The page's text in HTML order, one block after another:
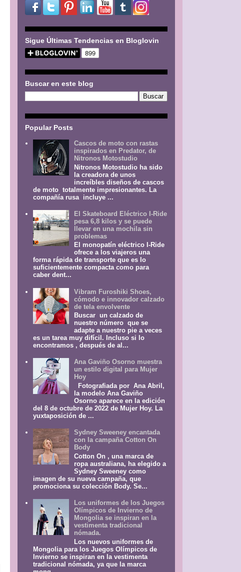
Sigue Últimas Tendencias en Bloglovin
Buscar en este blog
Popular Posts
Cascos de moto con rastas
inspirados en Predator, de
Nitronos Motostudio
Nitronos Motostudio ha sido
la creadora de unos
increíbles diseños de cascos
de moto totalmente impresionantes. La
compañía rusa incluye ...
El Skateboard Eléctrico I-Ride
pesa 6,8 kilos y se puede
llevar en una mochila sin
problemas
El monopatín eléctrico I-Ride
ofrece a los viajeros una
forma rápida de transporte que es lo
suficientemente compacta como para
caber dent...
Vibram Furoshiki Shoes,
cómodo e innovador calzado
de tela envolvente
Buscar un calzado de
nuestro número que se
adapte a nuestro pie a veces
es un tarea muy difícil. Incluso si lo
encontramos , después de al...
Ana Gaviño Osorno muestra
un estilo digital para Mujer
Hoy
Fotografiada por Ana Abril,
la modelo Ana Gaviño
Osorno aparece en la edición
del 8 de octubre de 2022 de Mujer Hoy. La
yuxtaposición de ...
Sydney Sweeney encantada
con la campaña Cotton On
Body
Cotton On , una marca de
ropa australiana, ha elegido a
Sydney Sweeney como
imagen de su nueva campaña, que
promociona su colección Body. Se...
Los uniformes de los Juegos
Olímpicos de Invierno de
Mongolia se inspiran en la
vestimenta tradicional
nómada.
Los nuevos uniformes de
Mongolia para los Juegos Olímpicos de
Invierno se inspiran en la vestimenta
tradicional nómada, ya que la marca